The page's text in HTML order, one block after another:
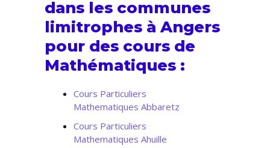
dans les communes
limitrophes à Angers
pour des cours de
Mathématiques :
Cours Particuliers
Mathematiques Abbaretz
Cours Particuliers
Mathematiques Ahuille